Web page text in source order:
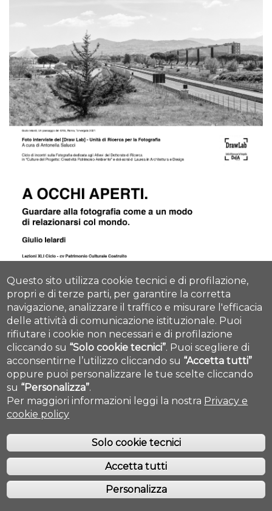
Lecture Lorenzo Ciccarelli
Questo sito utilizza cookie tecnici e di profilazione,
propri e di terze parti, per garantire la corretta
navigazione, analizzare il traffico e misurare l'efficacia
delle attività di comunicazione istituzionale. Puoi
rifiutare i cookie non necessari e di profilazione
cliccando su “Solo cookie tecnici”. Puoi scegliere di
acconsentirne l’utilizzo cliccando su “Accetta tutti”
oppure puoi personalizzare le tue scelte cliccando
su “Personalizza”.
Per maggiori informazioni leggi la nostra Privacy e
cookie policy
Solo cookie tecnici
Accetta tutti
Personalizza